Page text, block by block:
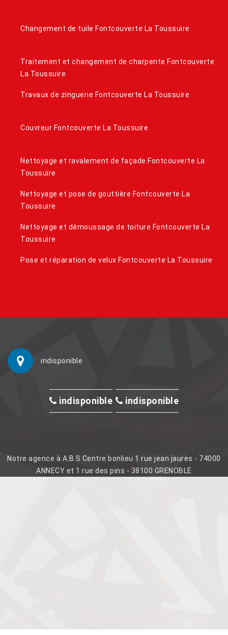
Changement de tuile Fontcouverte La Toussuire
Traitement et changement de charpente Fontcouverte
La Toussuire
Travaux de zinguerie Fontcouverte La Toussuire
Couvreur Fontcouverte La Toussuire
Nettoyage et ravalement de façade Fontcouverte La
Toussuire
Nettoyage et pose de gouttière Fontcouverte La
Toussuire
Nettoyage et démoussage de toiture Fontcouverte La
Toussuire
Pose et réparation de velux Fontcouverte La Toussuire
indisponible
indisponible indisponible
Notre agence à A.B.S Centre bonlieu 1 rue jean jaures - 74000
ANNECY et 1 rue des pins - 38100 GRENOBLE